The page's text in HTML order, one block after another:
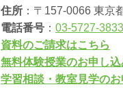
住所 ：〒157-0066 東京
電話番号 ： 03-5727-3833
資料のご請求はこちら
無料体験授業のお申し
学習相談・教室見学の